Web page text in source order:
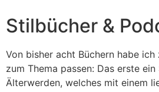
Stilbücher &
Von bisher acht Büchern habe
zum Thema passen: Das erste
Älterwerden, welches mit einem